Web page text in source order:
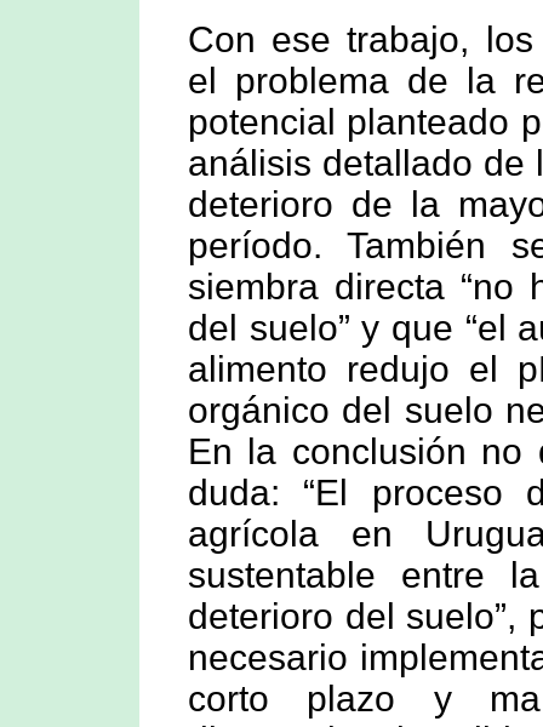
Con ese trabajo,
el problema de la
potencial planteado
análisis detallado de
deterioro de la
período. También
siembra directa “no
del suelo” y que “el
alimento redujo el
orgánico del suelo
En la conclusión no
duda: “El proceso
agrícola en
sustentable entre
deterioro del suelo”,
necesario
corto plazo y